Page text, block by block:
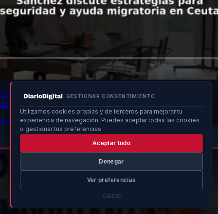
GESTIONAR CONSENTIMIENTO
Utilizamos cookies propias y de terceros para mejorar tu
experiencia de navegación. Puedes aceptar todas las cookies
o gestionar tus preferencias.
Aceptar todo
Denegar
Ver preferencias
Cookies
Sánchez discute estrategias para seguridad y ayuda
migratoria en Ceuta
hace 21h